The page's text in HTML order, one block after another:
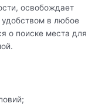
освобождает
в любое
о поиске места для